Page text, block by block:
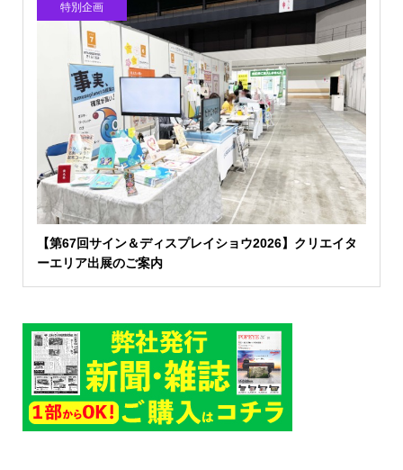
特別企画
【第67回サイン＆ディスプレイショウ2026】クリエイタ
ーエリア出展のご案内